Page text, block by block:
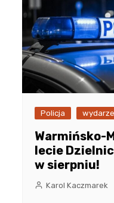
Policja
Warmińsko-
lecie
w sierpniu!
Karol Kaczmarek